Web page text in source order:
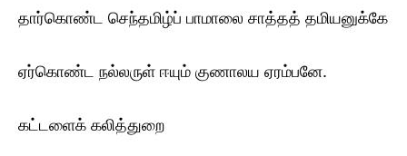
தார்கொண்ட செந்தமிழ்ப் பாமாலை சாத்தத் தமியனுக்கே
ஏர்கொண்ட நல்லருள் ஈயும் குணாலய ஏரம்பனே.
கட்டளைக் கலித்துறை